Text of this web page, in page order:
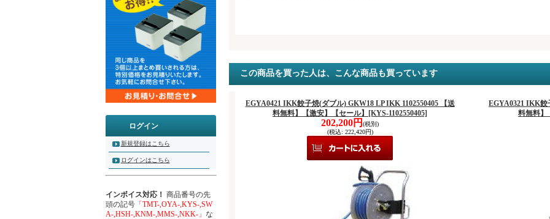
ログイン
新規登録はこちら
ログインはこちら
インボイス対応！ 商品番号の先
頭の記号「TMT-,OYA-,KYS-,SW
A-,HSH-,KNM-,MMS-,NKK-」 な
この商品を買った人は、こんな商品も買っています
EGYA0421 IKK餃子焼(ダブル) GKW18 LP IKK 1102550405 【送
料無料】【激安】【セール】
[KYS-1102550405]
202,200円 (税別)
(税込: 222,420円)
EGYA0321 IKK餃
料無料】